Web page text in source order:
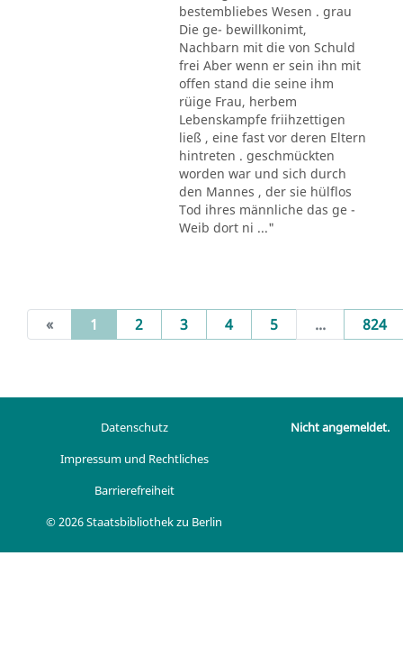
bestembliebes Wesen . grau
Die ge- bewillkonimt,
Nachbarn mit die von Schuld
frei Aber wenn er sein ihn mit
offen stand die seine ihm
rüige Frau, herbem
Lebenskampfe friihzettigen
ließ , eine fast vor deren Eltern
hintreten . geschmückten
worden war und sich durch
den Mannes , der sie hülflos
Tod ihres männliche das ge -
Weib dort ni ..."
« 1 (current)
2 3 4 5 ... 824
Datenschutz
Impressum und Rechtliches
Barrierefreiheit
© 2026 Staatsbibliothek zu Berlin
Nicht angemeldet.